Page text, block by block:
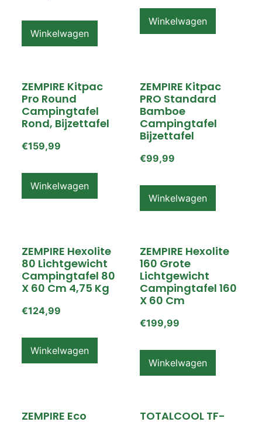
Winkelwagen
Winkelwagen
ZEMPIRE Kitpac
Pro Round
Campingtafel
Rond, Bijzettafel
€159,99
Winkelwagen
ZEMPIRE Kitpac
PRO Standard
Bamboe
Campingtafel
Bijzettafel
€99,99
Winkelwagen
ZEMPIRE Hexolite
80 Lichtgewicht
Campingtafel 80
X 60 Cm 4,75 Kg
€124,99
Winkelwagen
ZEMPIRE Hexolite
160 Grote
Lichtgewicht
Campingtafel 160
X 60 Cm
€199,99
Winkelwagen
ZEMPIRE Eco
TOTALCOOL TF-